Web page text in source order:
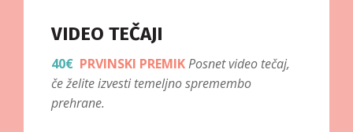
VIDEO TEČAJI
40€ PRVINSKI PREMIKPosnet video tečaj,
če želite izvesti temeljno spremembo
prehrane.